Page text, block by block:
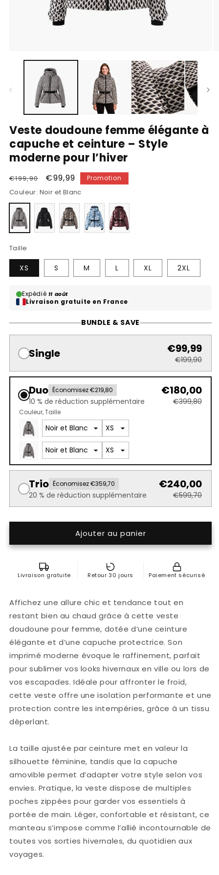
une
Veste doudoune femme élégante à
capuche et ceinture – Style
moderne pour l’hiver
Prix
habituel
€199,90
Prix
promotionnel
€99,99 Promotion
Couleur: Noir et Blanc
Variante
épuisée
ou
indisponible
Variante
épuisée
ou
indisponible
Variante
épuisée
ou
indisponible
Variante
épuisée
ou
indisponible
Variante
épuisée
ou
indisponible
Taille
XS S M L XL 2XL
Expédié 11 août
Livraison gratuite en France
BUNDLE & SAVE
Single €99,99
€199,90
Duo Économisez €219,80
10 % de réduction supplémentaire
€180,00
€399,80
Couleur Taille
Trio Économisez €359,70
20 % de réduction supplémentaire
€240,00
€599,70
Ajouter au panier
Livraison gratuite Retour 30 jours Paiement sécurisé
Affichez une allure chic et tendance tout en
restant bien au chaud grâce à cette veste
doudoune pour femme, dotée d’une ceinture
élégante et d’une capuche protectrice. Son
imprimé moderne évoque le raffinement, parfait
pour sublimer vos looks hivernaux en ville ou lors de
vos escapades. Idéale pour affronter le froid,
cette veste offre une isolation performante et une
protection contre les intempéries, grâce à un tissu
déperlant.
La taille ajustée par ceinture met en valeur la
silhouette féminine, tandis que la capuche
amovible permet d’adapter votre style selon vos
envies. Pratique, la veste dispose de multiples
poches zippées pour garder vos essentiels à
portée de main. Léger, confortable et résistant, ce
manteau s’impose comme l’allié incontournable de
toutes vos sorties hivernales, du quotidien aux
voyages.